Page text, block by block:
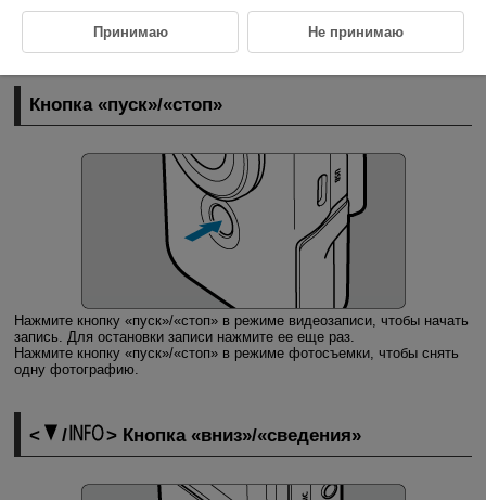
Кнопка связи/совместного доступа
Кнопка «пуск»/«стоп»
Нажмите кнопку «пуск»/«стоп» в режиме видеозаписи, чтобы начать
запись. Для остановки записи нажмите ее еще раз.
Нажмите кнопку «пуск»/«стоп» в режиме фотосъемки, чтобы снять
одну фотографию.
/ Кнопка «вниз»/«сведения»
Принимаю Не принимаю